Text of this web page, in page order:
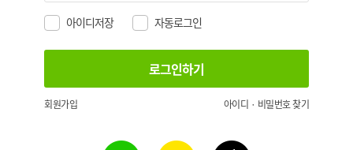
아이디저장 자동로그인
회원가입 아이디 · 비밀번호 찾기